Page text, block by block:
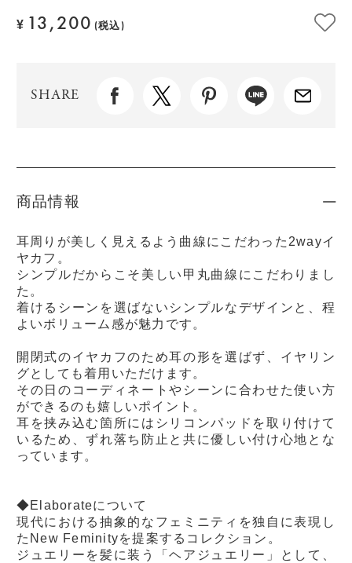
¥ 13,200 (税込)
SHARE
商品情報
耳周りが美しく見えるよう曲線にこだわった2wayイ
ヤカフ。
シンプルだからこそ美しい甲丸曲線にこだわりまし
た。
着けるシーンを選ばないシンプルなデザインと、程
よいボリューム感が魅力です。
開閉式のイヤカフのため耳の形を選ばず、イヤリン
グとしても着用いただけます。
その日のコーディネートやシーンに合わせた使い方
ができるのも嬉しいポイント。
耳を挟み込む箇所にはシリコンパッドを取り付けて
いるため、ずれ落ち防止と共に優しい付け心地とな
っています。
◆Elaborateについて
現代における抽象的なフェミニティを独自に表現し
たNew Feminityを提案するコレクション。
ジュエリーを髪に装う「ヘアジュエリー」として、